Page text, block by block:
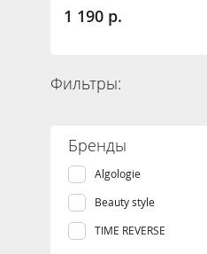
1 190
Фильтры:
Бренды
Algologie
Beauty style
TIME REVERSE